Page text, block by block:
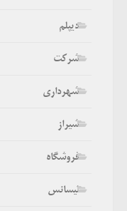
دیپلم
شرکت
شهرداری
شیراز
فروشگاه
لیسانس